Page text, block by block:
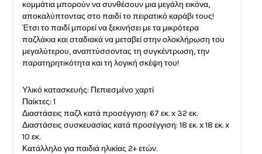
κομμάτια μπορούν να συνθέσουν μια μεγάλη εικόνα,
αποκαλύπτοντας στο παιδί το πειρατικό καράβι τους!
Έτσι το παιδί μπορεί να ξεκινήσει με τα μικρότερα
παζλάκια και σταδιακά να μεταβεί στην ολοκλήρωση του
μεγαλύτερου, αναπτύσσοντας τη συγκέντρωση, την
παρατηρητικότητα και τη λογική σκέψη του!
Υλικό κατασκευής: Πεπιεσμένο χαρτί
Παίκτες: 1
Διαστάσεις παζλ κατά προσέγγιση: 67 εκ. x 32 εκ.
Διαστάσεις συσκευασίας κατά προσέγγιση: 18 εκ. x 18 εκ. x
10 εκ.
Κατάλληλο για παιδιά ηλικίας 2+ ετών.